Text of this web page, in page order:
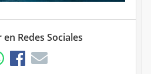
Redes Sociales